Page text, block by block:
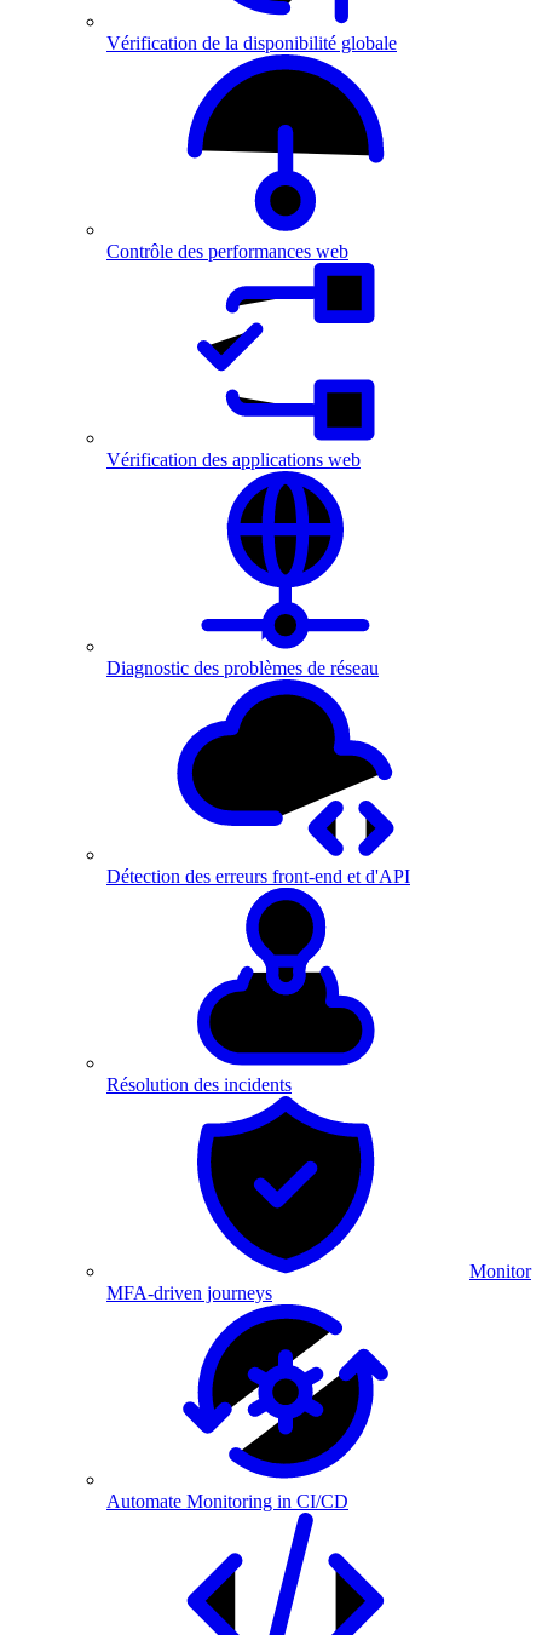
Vérification de la disponibilité globale
Contrôle des performances web
Vérification des applications web
Diagnostic des problèmes de réseau
Détection des erreurs front-end et d'API
Résolution des incidents
Monitor
MFA-driven journeys
Automate Monitoring in CI/CD